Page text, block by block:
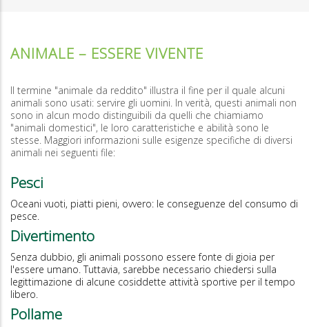
pane
ANIMALE – ESSERE VIVENTE
Il termine "animale da reddito" illustra il fine per il quale alcuni
animali sono usati: servire gli uomini. In verità, questi animali non
sono in alcun modo distinguibili da quelli che chiamiamo
"animali domestici", le loro caratteristiche e abilità sono le
stesse. Maggiori informazioni sulle esigenze specifiche di diversi
animali nei seguenti file:
Pesci
Oceani vuoti, piatti pieni, ovvero: le conseguenze del consumo di
pesce.
Divertimento
Senza dubbio, gli animali possono essere fonte di gioia per
l'essere umano. Tuttavia, sarebbe necessario chiedersi sulla
legittimazione di alcune cosiddette attività sportive per il tempo
libero.
Pollame